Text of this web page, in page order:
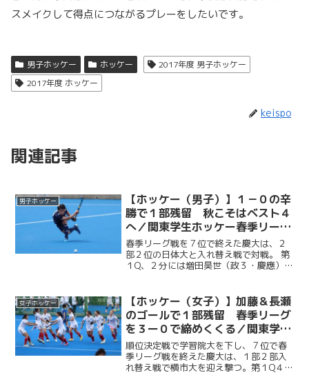
スメイクして得点につながるプレーをしたいです。
男子ホッケー ホッケー
2017年度 男子ホッケー
2017年度 ホッケー
keispo
関連記事
男子ホッケー
【ホッケー（男子）】１－０の辛
勝で１部残留 秋こそはベスト４
へ／関東学生ホッケー春季リーグ
１部２部入れ替え戦 VS日本体育
大
春季リーグ戦を７位で終えた慶大は、２
部２位の日体大と入れ替え戦で対戦。 第
１Q、２分には増田昊世（政３・慶應）
ルには繋がらず。しかし、第２Q２分には
二宮怜（法３・慶應）が...
女子ホッケー
【ホッケー（女子）】加藤＆長瀬
のゴールで１部残留 春季リーグ
を３ー０で締めくくる／関東学生
ホッケー春季リーグ１部２部入れ
替え戦 VS横浜市立大
順位決定戦で学習院大を下し、７位で春
季リーグ戦を終えた慶大は、１部２部入
れ替え戦で横市大を迎え撃つ。第１Q４